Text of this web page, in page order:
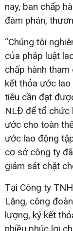
nay, ban chấp
đàm phán,
“Chúng tôi
của pháp luật
chấp hành
kết thỏa ước
tiêu cần đạt
NLĐ để tổ chức
ước cho toàn
ước lao động
cơ sở công ty
giám sát chặt
Tại Công ty
Lăng, công
lượng, ký kết
nhiều phúc lợi